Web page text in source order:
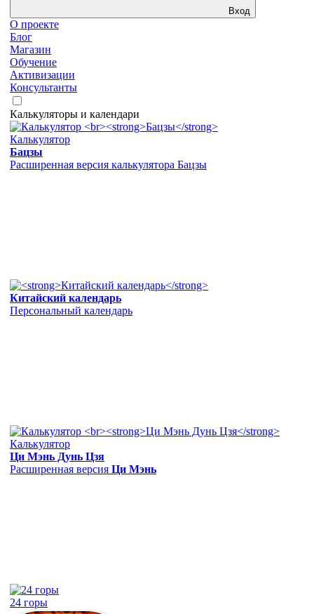
Вход
О проекте
Блог
Магазин
Обучение
Активизации
Консультанты
Калькуляторы и календари
Калькулятор
Бацзы
Расширенная версия калькулятора Бацзы
Китайский календарь
Персональный календарь
Калькулятор
Ци Мэнь Дунь Цзя
Расширенная версия Ци Мэнь
24 горы